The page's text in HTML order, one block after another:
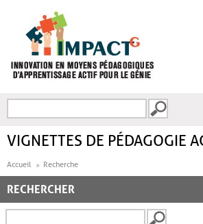
FORMULAIRE DE
VIGNETTES DE PÉDAGOGIE
Accueil Recherche
RECHERCHER